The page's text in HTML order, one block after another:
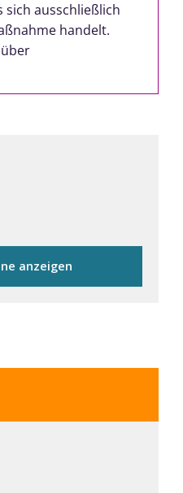
sich ausschließlich
handelt.
anzeigen